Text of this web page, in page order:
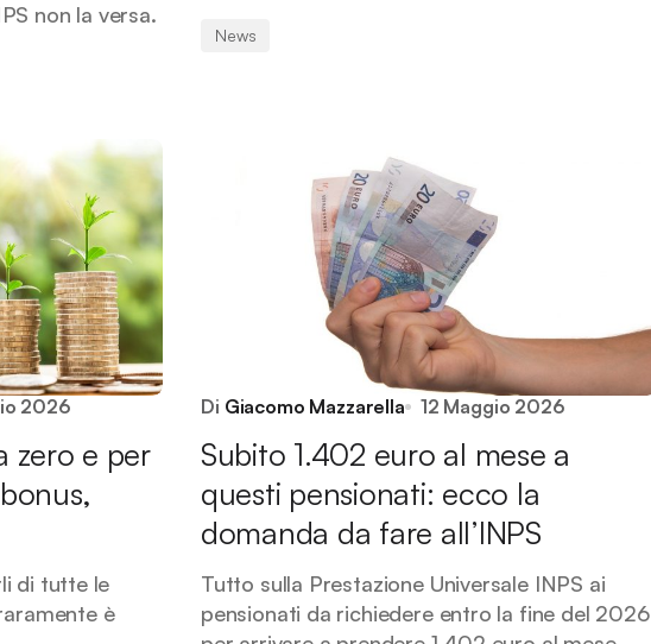
non la versa.
News
2026
zero e per
di tutte le
è
Di Giacomo Mazzarella 12 Maggio 2026
Subito 1.402 euro al mese a
questi pensionati: ecco la
domanda da fare all’INPS
Tutto sulla Prestazione Universale INPS ai
pensionati da richiedere entro la fine del 2026